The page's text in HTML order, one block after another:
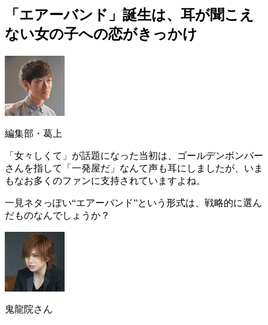
「エアーバンド」誕生は、耳が聞こえ
ない女の子への恋がきっかけ
編集部・葛上
「女々しくて」が話題になった当初は、ゴールデンボンバー
さんを指して「一発屋だ」なんて声も耳にしましたが、いま
もなお多くのファンに支持されていますよね。
一見ネタっぽい“エアーバンド”という形式は、戦略的に選ん
だものなんでしょうか？
鬼龍院さん